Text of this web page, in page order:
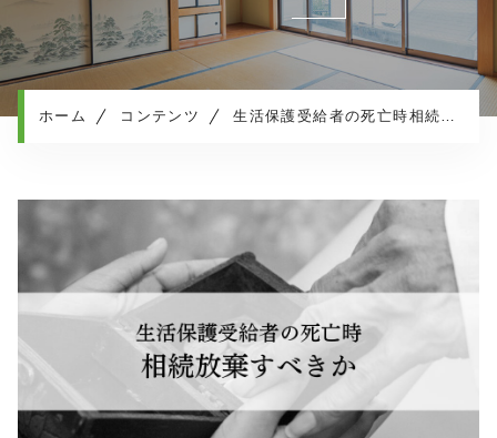
実績紹介
サービスの流れ
プライバシーポリシー
ホーム コンテンツ 生活保護受給者の死亡時相続放棄すべきかしないリスクとは